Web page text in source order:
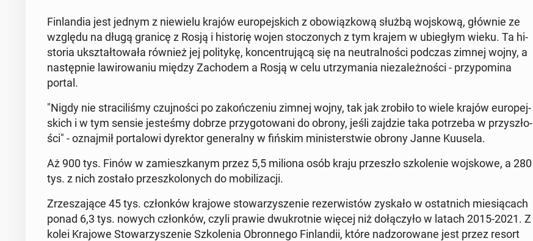
Fin­lan­dia jest jednym z nie­wie­lu krajów eu­ro­pej­skich z obo­wiąz­ko­wą służbą woj­sko­wą, głównie ze
względu na długą granicę z Rosją i hi­sto­rię wojen sto­czo­nych z tym krajem w ubie­głym wieku. Ta hi­
sto­ria ukształ­to­wa­ła również jej po­li­ty­kę, kon­cen­tru­ją­cą się na neu­tral­no­ści podczas zimnej wojny, a
na­stęp­nie la­wi­ro­wa­niu między Za­cho­dem a Rosją w celu utrzy­ma­nia nie­za­leż­no­ści - przy­po­mi­na
portal.
"Nigdy nie stra­ci­li­śmy czuj­no­ści po za­koń­cze­niu zimnej wojny, tak jak zrobiło to wiele krajów eu­ro­pej­
skich i w tym sensie je­ste­śmy dobrze przy­go­to­wa­ni do obrony, jeśli zajdzie taka po­trze­ba w przy­szło­
ści" - oznaj­mił por­ta­lo­wi dy­rek­tor ge­ne­ral­ny w fińskim mi­ni­ster­stwie obrony Janne Kuusela.
Aż 900 tys. Finów w za­miesz­ka­nym przez 5,5 miliona osób kraju prze­szło szko­le­nie woj­sko­we, a 280
tys. z nich zostało prze­szko­lo­nych do mo­bi­li­za­cji.
Zrze­sza­ją­ce 45 tys. człon­ków krajowe sto­wa­rzy­sze­nie re­zer­wi­stów zyskało w ostat­nich mie­sią­cach
ponad 6,3 tys. nowych człon­ków, czyli prawie dwu­krot­nie więcej niż do­łą­czy­ło w latach 2015-2021. Z
kolei Krajowe Sto­wa­rzy­sze­nie Szko­le­nia Obron­ne­go Fin­lan­dii, które nad­zo­ro­wa­ne jest przez resort